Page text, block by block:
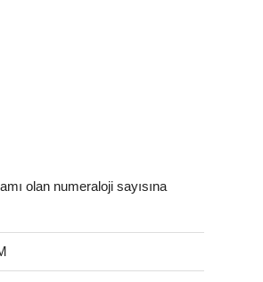
olan numeraloji sayısına